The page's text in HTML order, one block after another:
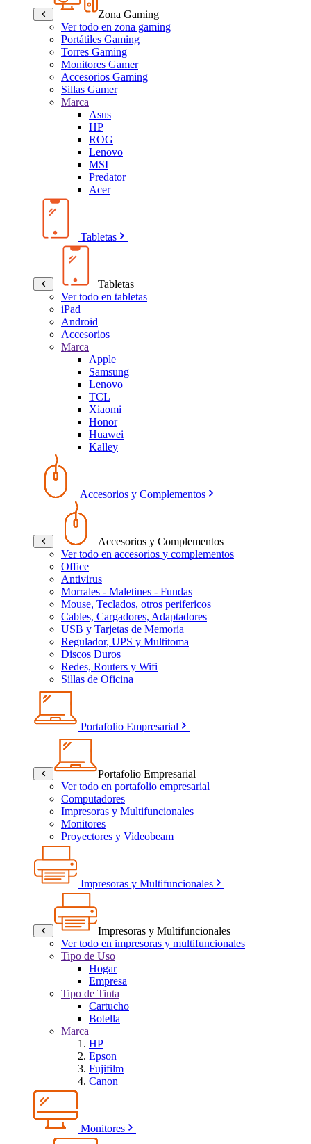
Zona Gaming
Ver todo en zona gaming
Portátiles Gaming
Torres Gaming
Monitores Gamer
Accesorios Gaming
Sillas Gamer
Marca
Asus
HP
ROG
Lenovo
MSI
Predator
Acer
Tabletas
Tabletas
Ver todo en tabletas
iPad
Android
Accesorios
Marca
Apple
Samsung
Lenovo
TCL
Xiaomi
Honor
Huawei
Kalley
Accesorios y Complementos
Accesorios y Complementos
Ver todo en accesorios y complementos
Office
Antivirus
Morrales - Maletines - Fundas
Mouse, Teclados, otros perifericos
Cables, Cargadores, Adaptadores
USB y Tarjetas de Memoria
Regulador, UPS y Multitoma
Discos Duros
Redes, Routers y Wifi
Sillas de Oficina
Portafolio Empresarial
Portafolio Empresarial
Ver todo en portafolio empresarial
Computadores
Impresoras y Multifuncionales
Monitores
Proyectores y Videobeam
Impresoras y Multifuncionales
Impresoras y Multifuncionales
Ver todo en impresoras y multifuncionales
Tipo de Uso
Hogar
Empresa
Tipo de Tinta
Cartucho
Botella
Marca
HP
Epson
Fujifilm
Canon
Monitores